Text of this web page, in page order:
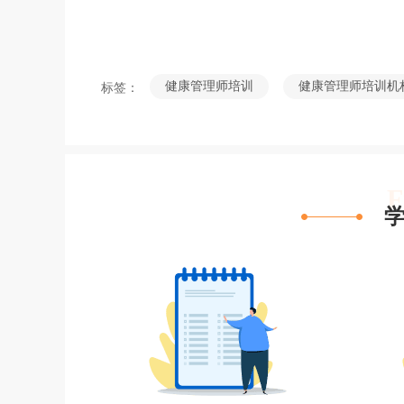
标签： 健康管理师培训 健康管理师培训机